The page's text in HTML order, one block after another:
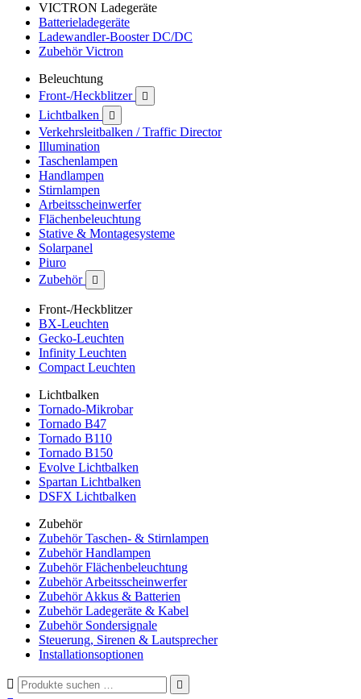
VICTRON Ladegeräte
Batterieladegeräte
Ladewandler-Booster DC/DC
Zubehör Victron
Beleuchtung
Front-/Heckblitzer

Lichtbalken 
Verkehrsleitbalken / Traffic Director
Illumination
Taschenlampen
Handlampen
Stirnlampen
Arbeitsscheinwerfer
Flächenbeleuchtung
Stative & Montagesysteme
Solarpanel
Piuro
Zubehör

Front-/Heckblitzer
BX-Leuchten
Gecko-Leuchten
Infinity Leuchten
Compact Leuchten
Lichtbalken
Tornado-Mikrobar
Tornado B47
Tornado B110
Tornado B150
Evolve Lichtbalken
Spartan Lichtbalken
DSFX Lichtbalken
Zubehör
Zubehör Taschen- & Stirnlampen
Zubehör Handlampen
Zubehör Flächenbeleuchtung
Zubehör Arbeitsscheinwerfer
Zubehör Akkus & Batterien
Zubehör Ladegeräte & Kabel
Zubehör Sondersignale
Steuerung, Sirenen & Lautsprecher
Installationsoptionen
 